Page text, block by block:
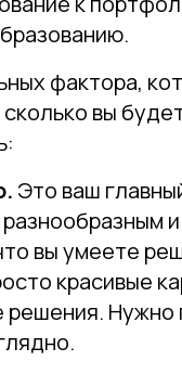
фактора,
вы
Это ваш
и
вы умеете
красивые
Нужно